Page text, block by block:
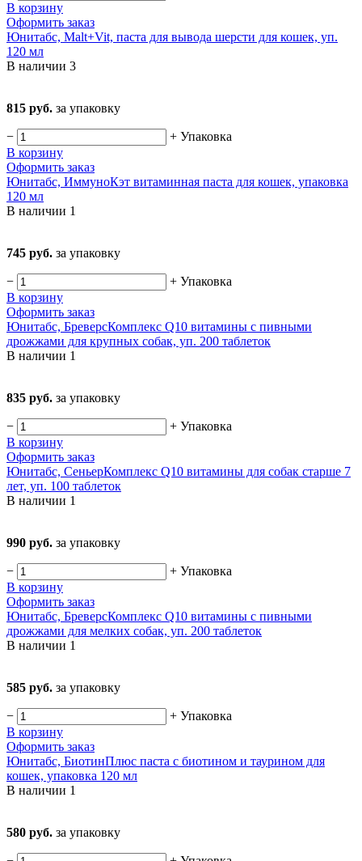
В корзину
Оформить заказ
Юнитабс, Malt+Vit, паста для вывода шерсти для кошек, уп.
120 мл
В наличии 3
815 руб. за упаковку
− + Упаковка
В корзину
Оформить заказ
Юнитабс, ИммуноКэт витаминная паста для кошек, упаковка
120 мл
В наличии 1
745 руб. за упаковку
− + Упаковка
В корзину
Оформить заказ
Юнитабс, БреверсКомплекс Q10 витамины с пивными
дрожжами для крупных собак, уп. 200 таблеток
В наличии 1
835 руб. за упаковку
− + Упаковка
В корзину
Оформить заказ
Юнитабс, СеньерКомплекс Q10 витамины для собак старше 7
лет, уп. 100 таблеток
В наличии 1
990 руб. за упаковку
− + Упаковка
В корзину
Оформить заказ
Юнитабс, БреверсКомплекс Q10 витамины с пивными
дрожжами для мелких собак, уп. 200 таблеток
В наличии 1
585 руб. за упаковку
− + Упаковка
В корзину
Оформить заказ
Юнитабс, БиотинПлюс паста с биотином и таурином для
кошек, упаковка 120 мл
В наличии 1
580 руб. за упаковку